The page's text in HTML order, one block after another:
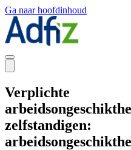
Ga naar hoofdinhoud
Verplichte
zelfstandigen: